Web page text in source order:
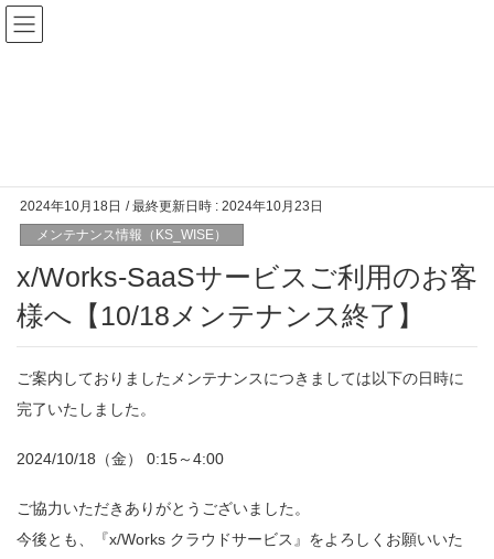
2024年10月18日 / 最終更新日時 : 2024年10月23日
メンテナンス情報（KS_WISE）
x/Works-SaaSサービスご利用のお客
様へ【10/18メンテナンス終了】
ご案内しておりましたメンテナンスにつきましては以下の日時に
完了いたしました。
2024/10/18（金） 0:15～4:00
ご協力いただきありがとうございました。
今後とも、『x/Works クラウドサービス』をよろしくお願いいた